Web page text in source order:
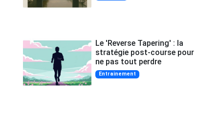
Le 'Reverse Tapering' : la
stratégie post-course pour
ne pas tout perdre
Entrainement